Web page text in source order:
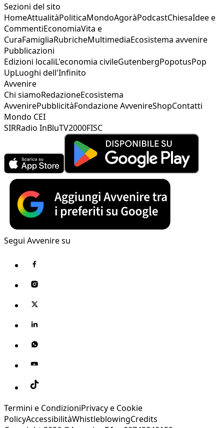
Sezioni del sito
HomeAttualitàPoliticaMondoAgoràPodcastChiesaIdee e
CommentiEconomiaVita e
CuraFamigliaRubricheMultimediaEcosistema avvenire
Pubblicazioni
Edizioni localiL'economia civileGutenbergPopotusPop
UpLuoghi dell'Infinito
Avvenire
Chi siamoRedazioneEcosistema
AvvenirePubblicitàFondazione AvvenireShopContatti
Mondo CEI
SIRRadio InBluTV2000FISC
Segui Avvenire su
Termini e CondizioniPrivacy e Cookie
PolicyAccessibilitàWhistleblowingCredits